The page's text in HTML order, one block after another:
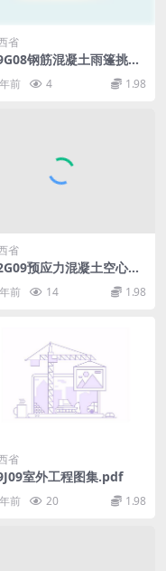
省
钢筋混凝土雨篷挑檐.
前 4 1.98
省
预应力混凝土空心板.
前 14 1.98
省
室外工程图集.pdf
前 20 1.98